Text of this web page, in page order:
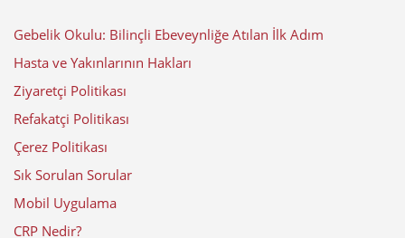
Gebelik Okulu: Bilinçli Ebeveynliğe Atılan İlk Adım
Hasta ve Yakınlarının Hakları
Ziyaretçi Politikası
Refakatçi Politikası
Çerez Politikası
Sık Sorulan Sorular
Mobil Uygulama
CRP Nedir?